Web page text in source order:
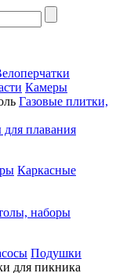
Камеры
Газовые плитки,
плавания
Каркасные
наборы
Подушки
для пикника